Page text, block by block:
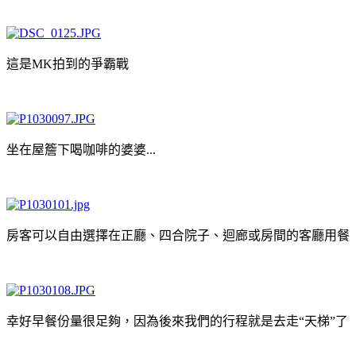
這是MK拍到的爭霸戰
坐在屋簷下喝咖啡的婆婆...
房客可以自由選擇在正廳、四合院子、迴廊或房間的客廳用餐
幸好早餐份量很足夠，因為後來我們的行程就是去走“天梯”了